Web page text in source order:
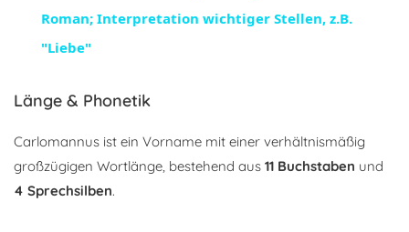
Roman; Interpretation wichtiger Stellen, z.B.
"Liebe"
Länge & Phonetik
Carlomannus ist ein Vorname mit einer verhältnismäßig
großzügigen Wortlänge, bestehend aus 11 Buchstaben und
4 Sprechsilben.